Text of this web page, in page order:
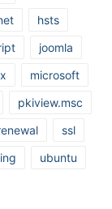
hsts
joomla
microsoft
pkiview.msc
ssl
ubuntu